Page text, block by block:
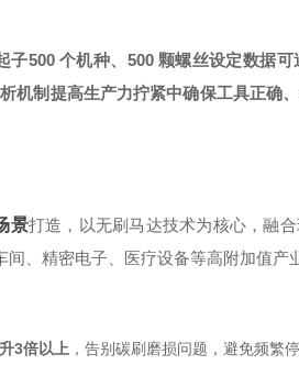
子500 个机种、500 颗螺丝设定数据可
机制 提高生产力拧紧中确保工具正确
景打造，以无刷马达技术为核心，融
、精密电子、医疗设备等高附加值产
3倍以上 ，告别碳刷磨损问题，避免频繁